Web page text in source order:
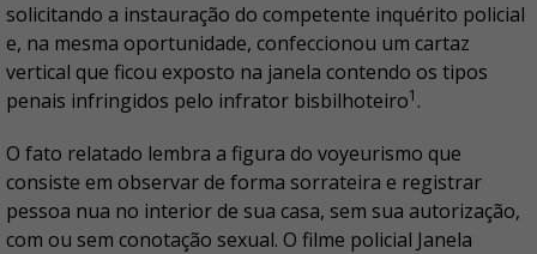
solicitando a instauração do competente inquérito policial
e, na mesma oportunidade, confeccionou um cartaz
vertical que ficou exposto na janela contendo os tipos
penais infringidos pelo infrator bisbilhoteiro1 .
O fato relatado lembra a figura do voyeurismo que
consiste em observar de forma sorrateira e registrar
pessoa nua no interior de sua casa, sem sua autorização,
com ou sem conotação sexual. O filme policial Janela